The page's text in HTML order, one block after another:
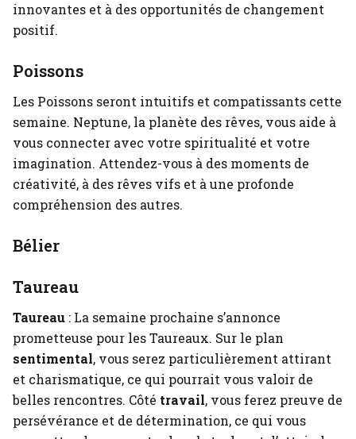
innovantes et à des opportunités de changement
positif.
Poissons
Les Poissons seront intuitifs et compatissants cette
semaine. Neptune, la planète des rêves, vous aide à
vous connecter avec votre spiritualité et votre
imagination. Attendez-vous à des moments de
créativité, à des rêves vifs et à une profonde
compréhension des autres.
Bélier
Taureau
Taureau : La semaine prochaine s’annonce
prometteuse pour les Taureaux. Sur le plan
sentimental, vous serez particulièrement attirant
et charismatique, ce qui pourrait vous valoir de
belles rencontres. Côté travail, vous ferez preuve de
persévérance et de détermination, ce qui vous